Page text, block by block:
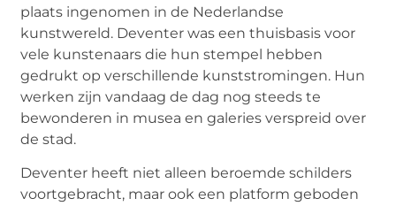
plaats ingenomen in de Nederlandse
kunstwereld. Deventer was een thuisbasis voor
vele kunstenaars die hun stempel hebben
gedrukt op verschillende kunststromingen. Hun
werken zijn vandaag de dag nog steeds te
bewonderen in musea en galeries verspreid over
de stad.
Deventer heeft niet alleen beroemde schilders
voortgebracht, maar ook een platform geboden